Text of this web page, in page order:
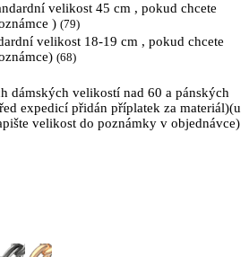
velikost 45 cm , pokud chcete
) (79)
velikost 18-19 cm , pokud chcete
(68)
dámských velikostí nad 60 a pánských
expedicí přidán příplatek za materiál)(u
velikost do poznámky v objednávce)